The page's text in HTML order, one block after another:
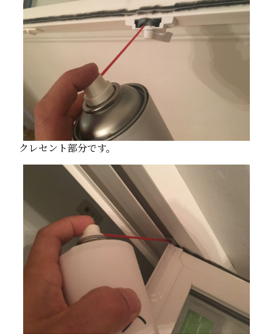
クレセント部分です。